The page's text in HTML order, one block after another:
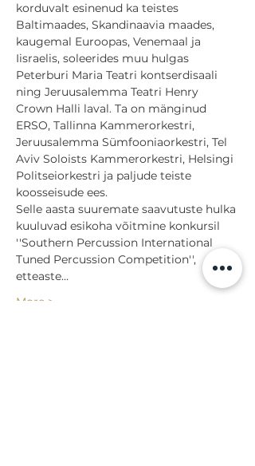
korduvalt esinenud ka teistes
Baltimaades, Skandinaavia maades,
kaugemal Euroopas, Venemaal ja
Iisraelis, soleerides muu hulgas
Peterburi Maria Teatri kontserdisaali
ning Jeruusalemma Teatri Henry
Crown Halli laval. Ta on mänginud
ERSO, Tallinna Kammerorkestri,
Jeruusalemma Sümfooniaorkestri, Tel
Aviv Soloists Kammerorkestri, Helsingi
Politseiorkestri ja paljude teiste
koosseisude ees.
Selle aasta suuremate saavutuste hulka
kuuluvad esikoha võitmine konkursil
''Southern Percussion International
Tuned Percussion Competition'',
etteaste…
More >